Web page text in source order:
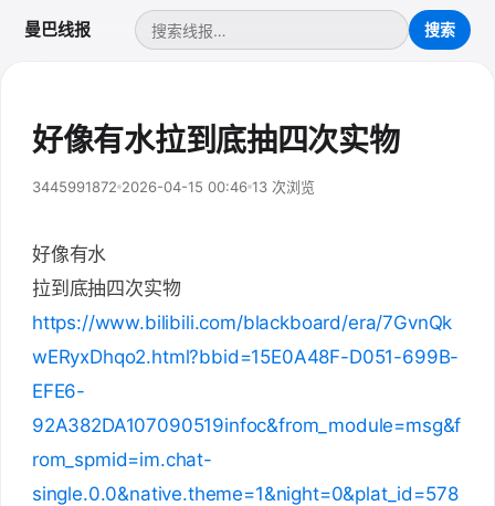
曼巴线报
好像有水拉到底抽四次实物
3445991872 2026-04-15 00:46 13 次浏览
好像有水
拉到底抽四次实物
https://www.bilibili.com/blackboard/era/7GvnQk
wERyxDhqo2.html?bbid=15E0A48F-D051-699B-
EFE6-
92A382DA107090519infoc&from_module=msg&f
rom_spmid=im.chat-
single.0.0&native.theme=1&night=0&plat_id=578